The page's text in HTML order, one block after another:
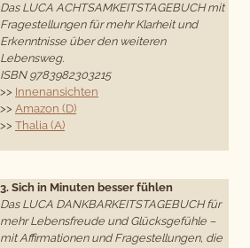
Das LUCA ACHTSAMKEITSTAGEBUCH mit
Fragestellungen für mehr Klarheit und
Erkenntnisse über den weiteren
Lebensweg.
ISBN 9783982303215
>> Innenansichten
>> Amazon (D)
>> Thalia (A)
3. Sich in Minuten besser fühlen
Das LUCA DANKBARKEITSTAGEBUCH für
mehr Lebensfreude und Glücksgefühle –
mit Affirmationen und Fragestellungen, die